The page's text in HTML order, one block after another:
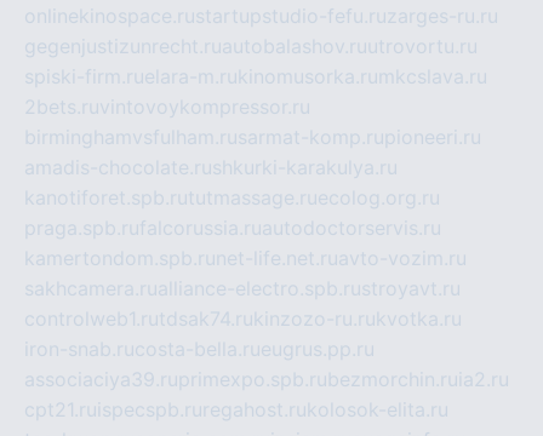
onlinekinospace.rustartupstudio-fefu.ruzarges-ru.ru
gegenjustizunrecht.ruautobalashov.ruutrovortu.ru
spiski-firm.ruelara-m.rukinomusorka.ru mkcslava.ru
2bets.ruvintovoykompressor.ru
birminghamvsfulham.rusarmat-komp.rupioneeri.ru
amadis-chocolate.rushkurki-karakulya.ru
kanotiforet.spb.rututmassage.ruecolog.org.ru
praga.spb.rufalcorussia.ruautodoctorservis.ru
kamertondom.spb.ru net-life.net.ruavto-vozim.ru
sakhcamera.rualliance-electro.spb.rustroyavt.ru
controlweb1.rutdsak74.rukinzozo-ru.rukvotka.ru
iron-snab.rucosta-bella.rueugrus.pp.ru
associaciya39.ruprimexpo.spb.rubezmorchin.ru ia2.ru
cpt21.ru ispecspb.ru regahost.rukolosok-elita.ru